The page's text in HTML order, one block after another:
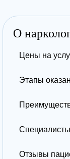
О
Цены на
Этапы
Отзывы